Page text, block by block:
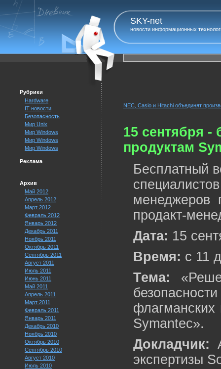
SKY-net
новости информационных
Рубрики
Hardware
IT новости
Безопасность
Мир Unix
Мир Windows
Мир Windows
Мир Windows
Реклама
Архив
Май 2012
Апрель 2012
Март 2012
Февраль 2012
Январь 2012
Декабрь 2011
Ноябрь 2011
Октябрь 2011
Сентябрь 2011
Август 2011
Июль 2011
Июнь 2011
Май 2011
Апрель 2011
Март 2011
Февраль 2011
Январь 2011
Декабрь 2010
Ноябрь 2010
Октябрь 2010
Сентябрь 2010
Август 2010
Июль 2010
NEC, Casio и Hitachi объединят
15 сентября -
продуктам
Бесплатный
менеджеров
продакт-
Дата: 15
Время: с 11
Тема:
флагманских
Symantec».
Докладчик:
экспертизы